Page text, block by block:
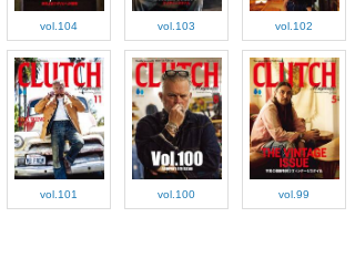
vol.104 vol.103 vol.102
vol.101 vol.100 vol.99